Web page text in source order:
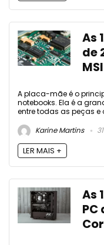
As
de
A placa-mãe é o
notebooks. Ela é a
entre todas as peças e
Karine Martins
LER MAIS +
As
PC